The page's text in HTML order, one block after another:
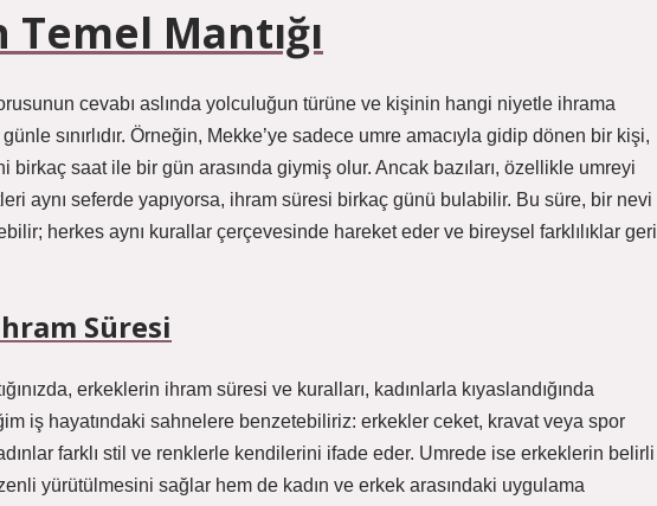
Mantığı
cevabı aslında yolculuğun türüne ve kişinin hangi niyetle ihrama
sınırlıdır. Örneğin, Mekke’ye sadece umre amacıyla gidip dönen bir kişi,
birkaç saat ile bir gün arasında giymiş olur. Ancak bazıları, özellikle umreyi
aynı seferde yapıyorsa, ihram süresi birkaç günü bulabilir. Bu süre, bir nevi
herkes aynı kurallar çerçevesinde hareket eder ve bireysel farklılıklar geri
Süresi
erkeklerin ihram süresi ve kuralları, kadınlarla kıyaslandığında
iş hayatındaki sahnelere benzetebiliriz: erkekler ceket, kravat veya spor
farklı stil ve renklerle kendilerini ifade eder. Umrede ise erkeklerin belirli
yürütülmesini sağlar hem de kadın ve erkek arasındaki uygulama